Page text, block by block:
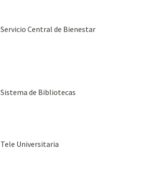
Servicio Central de Bienestar
Sistema de Bibliotecas
Tele Universitaria